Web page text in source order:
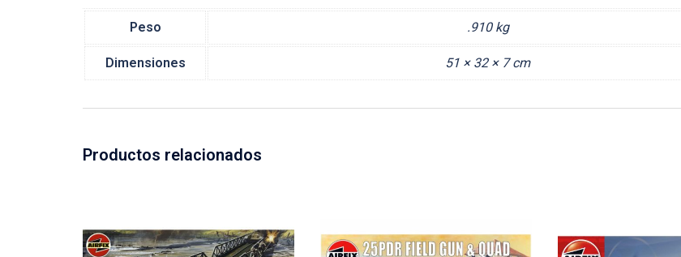
Peso .910 kg
Dimensiones 51 × 32 × 7 cm
Productos relacionados